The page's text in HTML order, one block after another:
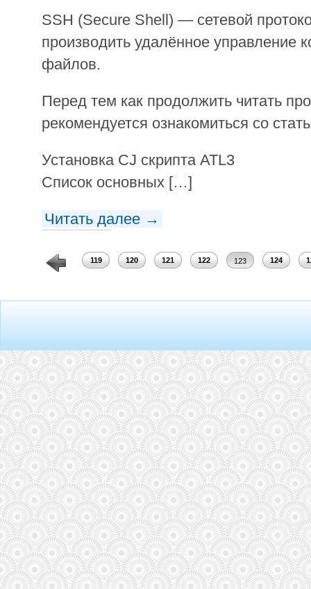
SSH (Secure Shell) — сетевой
производить удалённое управление
файлов.
Перед тем как продолжить читать
рекомендуется ознакомиться со
Установка CJ скрипта ATL3
Список основных […]
Читать далее →
118 119 120 121 122 123 124